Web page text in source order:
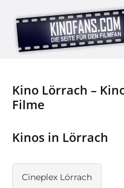
Kino Lörrach –
Filme
Kinos in Lörrach
Cineplex Lörrach